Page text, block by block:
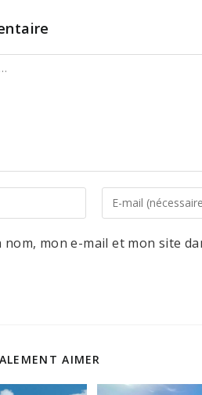
Enter
your
email
address
mon e-mail et mon site
AIMER